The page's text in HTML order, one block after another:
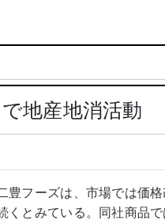
地産地消活動
豊フーズは、市場では価
くとみている。同社商品で